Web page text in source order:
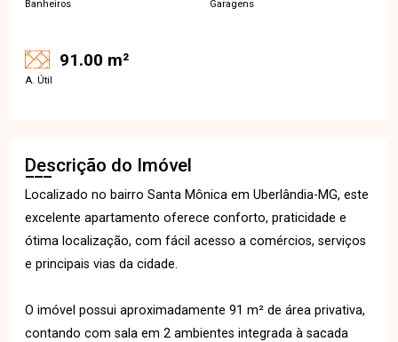
Banheiros Garagens
91.00 m²
A. Útil
Descrição do Imóvel
Localizado no bairro Santa Mônica em Uberlândia-MG, este
excelente apartamento oferece conforto, praticidade e
ótima localização, com fácil acesso a comércios, serviços
e principais vias da cidade.
O imóvel possui aproximadamente 91 m² de área privativa,
contando com sala em 2 ambientes integrada à sacada